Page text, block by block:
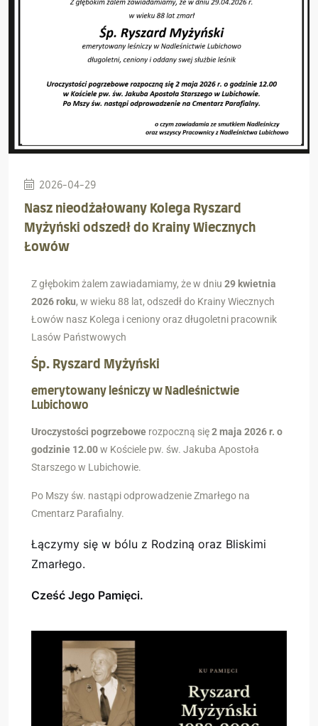
2026-04-29
Nasz nieodżałowany Kolega Ryszard
Myżyński odszedł do Krainy Wiecznych
Łowów
Z głębokim żalem zawiadamiamy, że w dniu 29 kwietnia
2026 roku, w wieku 88 lat, odszedł do Krainy Wiecznych
Łowów nasz Kolega i ceniony oraz długoletni pracownik
Lasów Państwowych
Śp. Ryszard Myżyński
emerytowany leśniczy w Nadleśnictwie
Lubichowo
Uroczystości pogrzebowe rozpoczną się2 maja 2026 r. o
godzinie 12.00w Kościele pw. św. Jakuba Apostoła
Starszego w Lubichowie.
Po Mszy św. nastąpi odprowadzenie Zmarłego na
Cmentarz Parafialny.
Łączymy się w bólu z Rodziną oraz Bliskimi
Zmarłego.
Cześć Jego Pamięci.